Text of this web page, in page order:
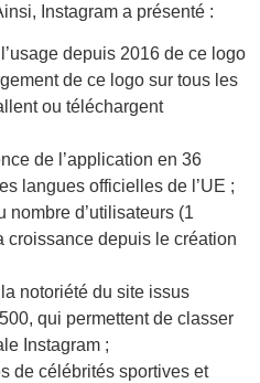
Instagram a présenté :
depuis 2016 de ce logo
de ce logo sur tous les
ou téléchargent
de l’application en 36
langues officielles de l’UE ;
nombre d’utilisateurs (1
croissance depuis le création
notoriété du site issus
qui permettent de classer
Instagram ;
de célébrités sportives et